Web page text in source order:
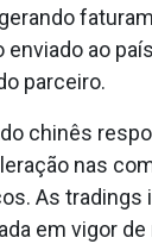
ao
parceiro.
chinês
nas
As tradings
em vigor